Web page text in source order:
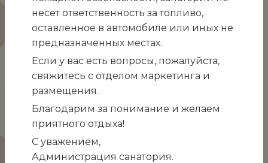
Забронировать этот номер
1 комната 14-16 м2
новостей и специальных предложений
Telegram канал
Одноклассники
несет ответственность за топливо,
оставленное в автомобиле или иных не
предназначенных местах.
Если у вас есть вопросы, пожалуйста,
свяжитесь с отделом маркетинга и
размещения.
Благодарим за понимание и желаем
приятного отдыха!
С уважением,
Администрация санатория.